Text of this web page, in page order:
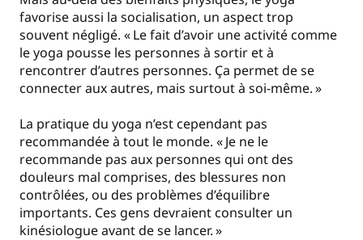
favorise aussi la socialisation, un aspect trop
souvent négligé. «Le fait d’avoir une activité comme
le yoga pousse les personnes à sortir et à
rencontrer d’autres personnes. Ça permet de se
connecter aux autres, mais surtout à soi-même.»
La pratique du yoga n’est cependant pas
recommandée à tout le monde. «Je ne le
recommande pas aux personnes qui ont des
douleurs mal comprises, des blessures non
contrôlées, ou des problèmes d’équilibre
importants. Ces gens devraient consulter un
kinésiologue avant de se lancer.»